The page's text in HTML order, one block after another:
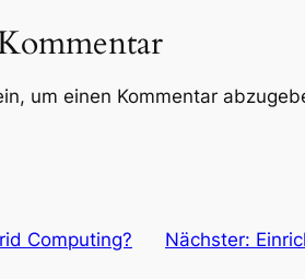
um einen Kommentar
Computing? Nächster: